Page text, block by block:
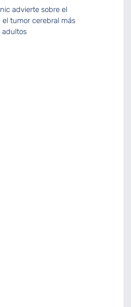
advierte sobre el
el tumor cerebral más